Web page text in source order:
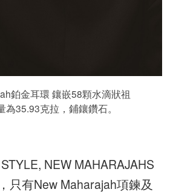
鉑金耳環 鑲嵌58顆水滴狀祖
為35.93克拉，鋪鑲鑽石。
NEW MAHARAJAHS
只有New Maharajah項鍊及